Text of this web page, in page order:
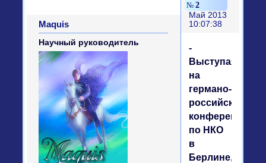
2
Май 2013
10:07:38
Maquis
Научный руководитель
-
Выступая
на
германо-
российской
конференции
по НКО
в
Берлине,